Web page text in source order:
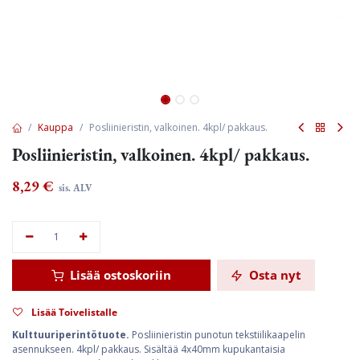
Kauppa Posliinieristin, valkoinen. 4kpl/ pakkaus.
Posliinieristin, valkoinen. 4kpl/ pakkaus.
8,29€ sis. ALV
Lisää ostoskoriin Osta nyt
Lisää Toivelistalle
Kulttuuriperintötuote. Posliinieristin punotun tekstiilikaapelin
asennukseen. 4kpl/ pakkaus. Sisältää 4x40mm kupukantaisia